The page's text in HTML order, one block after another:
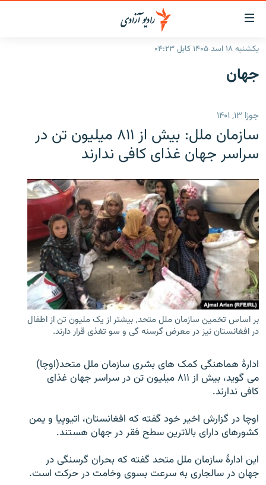
لینک‌های
قابل
دسترسی
به
بازگشت
منوی
اصلی
به
صفحه
جستجو
گزارش‌ها
منطقه
شرق میانه
افغانستان
جهان
جدول نشرات
مصاحبه‌ها
مجموعه تصویری
ورزش
بحران مهاجرت
'کووید-۱۹'
تماس
صفحه پشتو
Azadi English
به ما بپیوندید
همۀ سایت‌های رادیو آزادی/ رادیو اروپای آزاد
یکشنبه ۱۸ اسد ۱۴۰۵ کابل ۰۴:۲۳
جهان
جوزا ۱۳, ۱۴۰۱
سازمان ملل: بیش از ۸۱۱ میلیون تن در
سراسر جهان غذای کافی ندارند
بر اساس تخمین سازمان ملل متحد٬ بیشتر از یک ملیون تن از اطفال
در افغانستان نیز در معرض گرسنه گی و سو تغذی قرار دارند.
ادارۀ هماهنگی کمک های بشری سازمان ملل متحد(اوچا)
می گوید، بیش از ۸۱۱ میلیون تن در سراسر جهان غذای
کافی ندارند.
اوچا در گزارش اخیر خود گفته که افغانستان، اتیوپیا و یمن
کشورهای دارای بالاترین سطح فقر در جهان هستند.
این ادارۀ سازمان ملل متحد گفته که بحران گرسنگی در
جهان در سالجاری به سرعت بسوی وخامت در حرکت است.